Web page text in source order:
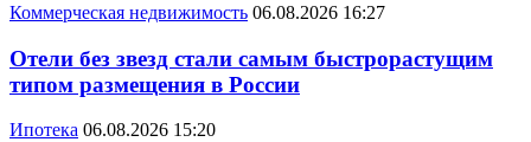
Коммерческая недвижимость 06.08.2026 16:27
Отели без звезд стали самым быстрорастущим
типом размещения в России
Ипотека 06.08.2026 15:20